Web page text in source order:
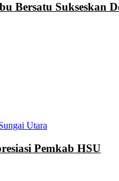
Sukseskan
Utara
Pemkab HSU